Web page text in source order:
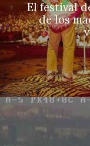
El festival
de los